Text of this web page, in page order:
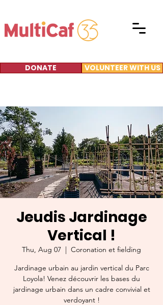
DONATE VOLUNTEER WITH US
Jeudis Jardinage
Vertical !
Thu, Aug 07
  |
Coronation et fielding
Jardinage urbain au jardin vertical du Parc
Loyola! Venez découvrir les bases du
jardinage urbain dans un cadre convivial et
verdoyant !